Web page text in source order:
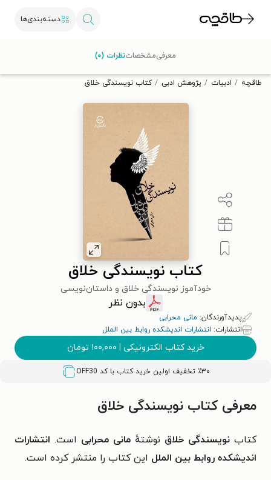
دسته‌بندی‌ها
تخفیف از طاقچه دریافت کن.
طاقچه ادبیات پژوهش ادبی کتاب نویسندگی خلاق
کتاب نویسندگی خلاق
خودآموز نویسندگی خلاق و داستان‌نویسی
بدون نظر
پدیدآورندگان: مانی محرابی
انتشارات: انتشارات اندیشکده روابط بین الملل
خرید کتاب الکترونیکی | ۱۰۰,۰۰۰ تومان
٪۳۰ تخفیف اولین خرید کتاب با کد OFF30
معرفیمشخصاتنظرات (۰)
معرفی کتاب نویسندگی خلاق
کتاب نویسندگی خلاق نوشتهٔ مانی محرابی است. انتشارات
اندیشکده روابط بین الملل این کتاب را منتشر کرده است.